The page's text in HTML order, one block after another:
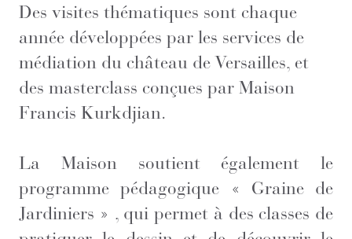
Des visites thématiques sont chaque
année développées par les services de
médiation du château de Versailles, et
des masterclass conçues par Maison
Francis Kurkdjian.
La Maison soutient également le
programme pédagogique « Graine de
Jardiniers » , qui permet à des classes de